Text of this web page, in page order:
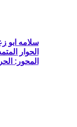
سلامه ابو
الحوار المتمدن -
المحور: